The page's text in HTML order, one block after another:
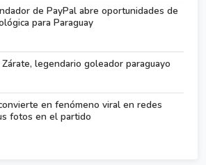
de PayPal abre oportunidades de
para Paraguay
legendario goleador paraguayo
en fenómeno viral en redes
fotos en el partido